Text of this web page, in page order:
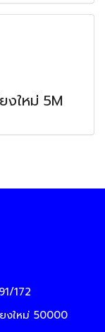
ใหม่ 5M
91/172
งใหม่ 50000